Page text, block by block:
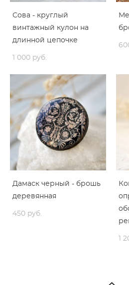
Сова - круглый
винтажный кулон на
длинной цепочке
1 000 pуб.
Дамаск черный - брошь
деревянная
450 pуб.
1